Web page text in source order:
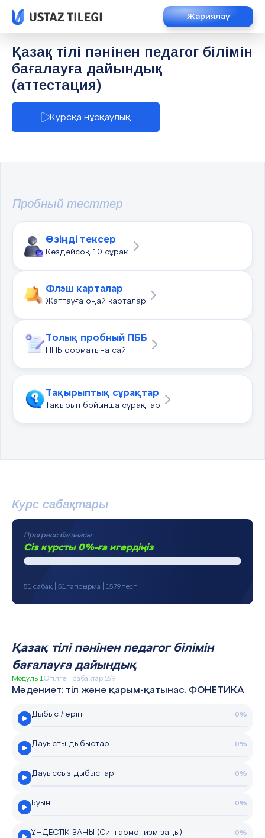
Жариялау
Қазақ тілі пәнінен педагог білімін
бағалауға дайындық
(аттестация)
Курсқа нұсқаулық
Пробный тесттер
Өзіңді тексер
Кездейсоқ 10 сұрақ
Флэш карталар
Жаттауға оңай карталар
Толық пробный ПББ
ППБ форматына сай
Тақырыптық сұрақтар
Тақырып бойынша сұрақтар
Курс сабақтары
Прогресс бағанасы
Сіз курсты 0%-ға игердіңіз
51 сабақ | 51 тапсырма | 1579 тест
Қазақ тілі пәнінен педагог білімін
бағалауға дайындық
Модуль 1Өтілген сабақтар 2/9
Мәдениет: тіл және қарым-қатынас. ФОНЕТИКА
Дыбыс / әріп 0%
Дауысты дыбыстар 0%
Дауыссыз дыбыстар 0%
Буын 0%
ҮНДЕСТІК ЗАҢЫ (Сингармонизм заңы) 0%